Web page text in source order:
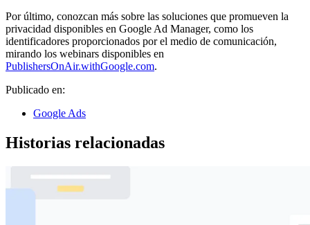
Por último, conozcan más sobre las soluciones que promueven la
privacidad disponibles en Google Ad Manager, como los
identificadores proporcionados por el medio de comunicación,
mirando los webinars disponibles en
PublishersOnAir.withGoogle.com.
Publicado en:
Google Ads
Historias relacionadas